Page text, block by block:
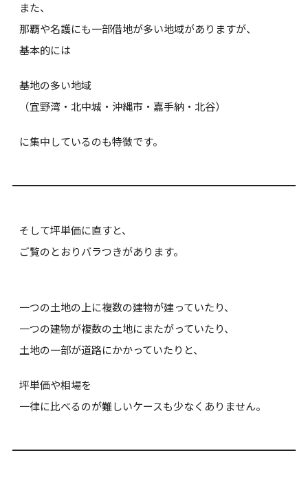
Pure Css Animated
Background
また、
那覇や名護にも一部借地が多い地域がありますが、
基本的には
基地の多い地域
（宜野湾・北中城・沖縄市・嘉手納・北谷）
に集中しているのも特徴です。
そして坪単価に直すと、
ご覧のとおりバラつきがあります。
一つの土地の上に複数の建物が建っていたり、
一つの建物が複数の土地にまたがっていたり、
土地の一部が道路にかかっていたりと、
坪単価や相場を
一律に比べるのが難しいケースも少なくありません。